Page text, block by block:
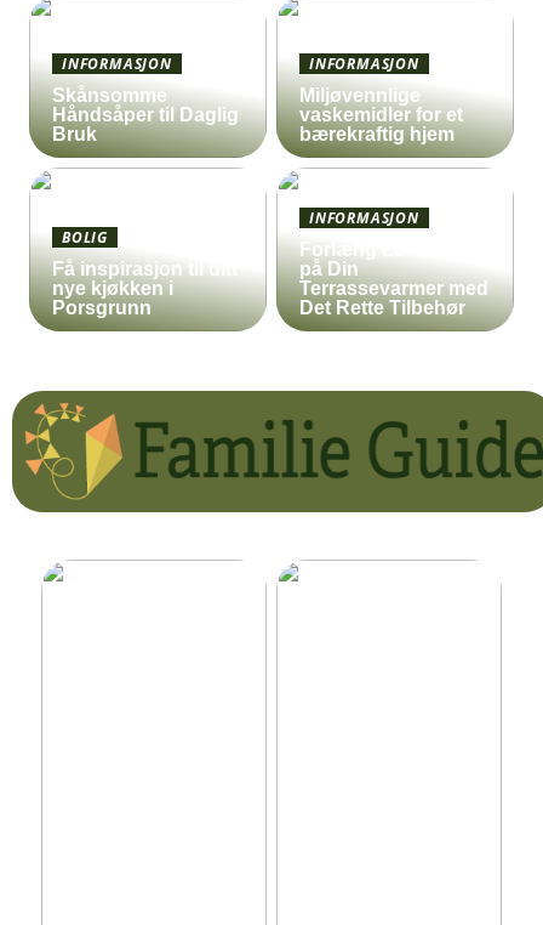
INFORMASJON
Skånsomme
Håndsåper til Daglig
Bruk
INFORMASJON
Miljøvennlige
vaskemidler for et
bærekraftig hjem
BOLIG
Få inspirasjon til ditt
nye kjøkken i
Porsgrunn
INFORMASJON
Forlæng Levetiden
på Din
Terrassevarmer med
Det Rette Tilbehør